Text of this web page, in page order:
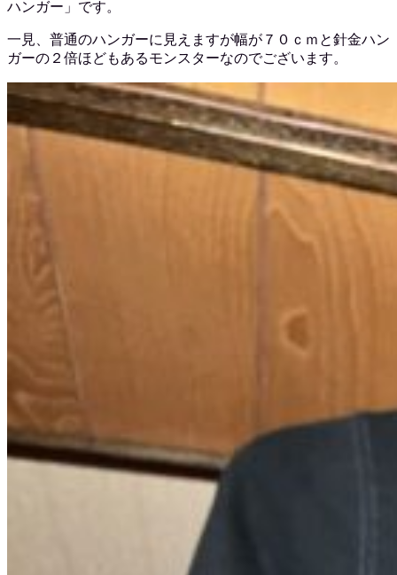
ハンガー」です。
一見、普通のハンガーに見えますが幅が７０ｃｍと針金ハン
ガーの２倍ほどもあるモンスターなのでございます。